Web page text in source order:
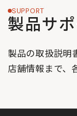
SUPPORT
製品サ
製品の取扱説明
店舗情報まで、